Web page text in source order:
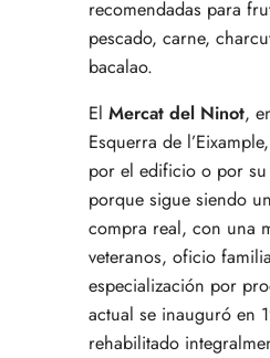
recomendadas para
pescado, carne,
bacalao.
El Mercat del Ninot,
Esquerra de
por el edificio o por su
porque sigue siendo
compra real, con una
veteranos, oficio
especialización por
actual se inauguró en
rehabilitado